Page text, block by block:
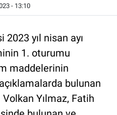
- 13:10
yıl nisan ayı
1. oturumu
maddelerinin
bulunan
Yılmaz, Fatih